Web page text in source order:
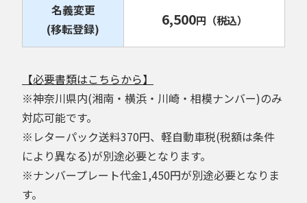
名義変更
(移転登録)
6,500円 （税込）
【必要書類はこちらから】
※神奈川県内(湘南・横浜・川崎・相模ナンバー)のみ
対応可能です。
※レターパック送料370円、軽自動車税(税額は条件
により異なる)が別途必要となります。
※ナンバープレート代金1,450円が別途必要となりま
す。